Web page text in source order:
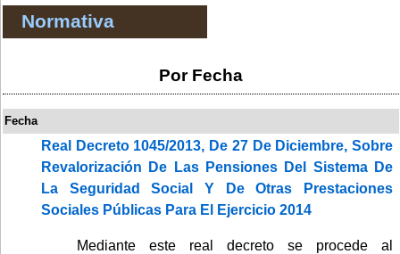
Normativa
Por Fecha
Fecha
Real Decreto 1045/2013, De 27 De Diciembre, Sobre
Revalorización De Las Pensiones Del Sistema De
La Seguridad Social Y De Otras Prestaciones
Sociales Públicas Para El Ejercicio 2014
Mediante este real decreto se procede al